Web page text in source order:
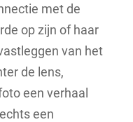
met de
op zijn of haar
van het
de lens,
een verhaal
een